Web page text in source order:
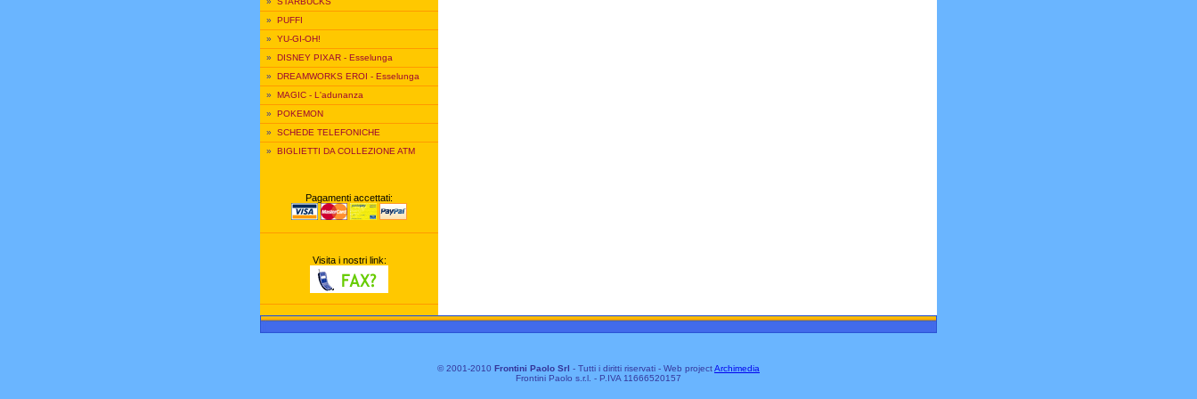
» PUFFI
» YU-GI-OH!
» DISNEY PIXAR - Esselunga
» DREAMWORKS EROI - Esselunga
» MAGIC - L'adunanza
» POKEMON
» SCHEDE TELEFONICHE
» BIGLIETTI DA COLLEZIONE ATM
Pagamenti accettati:
Visita i nostri link:
© 2001-2010 Frontini Paolo Srl - Tutti i diritti riservati - Web projectArchimedia
Frontini Paolo s.r.l. - P.IVA 11666520157